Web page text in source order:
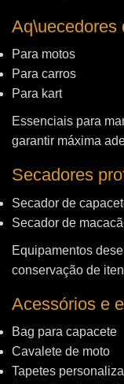
Aq\uecedores
Para motos
Para carros
Para kart
Essenciais para
garantir máxima
Secadores
Secador de
Secador de
Equipamentos
conservação de
Acessórios e
Bag para capacete
Cavalete de moto
Tapetes